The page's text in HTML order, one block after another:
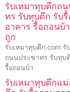
รับเหมาทุบตึกถ
ทร รับทุบตึก รับ
อาคาร รื้อถอนบ้
ถูก
รับเหมาทุบตึก.com รั
ถนนประชาทร รับทุบ
รื้อถอนบ้า
รับเหมาทุบตึกแ